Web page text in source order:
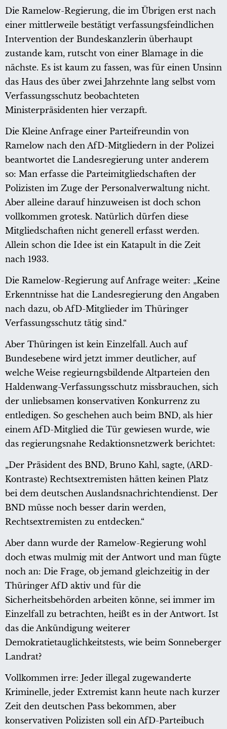
Die Ramelow-Regierung, die im Übrigen erst nach
einer mittlerweile bestätigt verfassungsfeindlichen
Intervention der Bundeskanzlerin überhaupt
zustande kam, rutscht von einer Blamage in die
nächste. Es ist kaum zu fassen, was für einen Unsinn
das Haus des über zwei Jahrzehnte lang selbst vom
Verfassungsschutz beobachteten
Ministerpräsidenten hier verzapft.
Die Kleine Anfrage einer Parteifreundin von
Ramelow nach den AfD-Mitgliedern in der Polizei
beantwortet die Landesregierung unter anderem
so: Man erfasse die Parteimitgliedschaften der
Polizisten im Zuge der Personalverwaltung nicht.
Aber alleine darauf hinzuweisen ist doch schon
vollkommen grotesk. Natürlich dürfen diese
Mitgliedschaften nicht generell erfasst werden.
Allein schon die Idee ist ein Katapult in die Zeit
nach 1933.
Die Ramelow-Regierung auf Anfrage weiter: „Keine
Erkenntnisse hat die Landesregierung den Angaben
nach dazu, ob AfD-Mitglieder im Thüringer
Verfassungsschutz tätig sind.“
Aber Thüringen ist kein Einzelfall. Auch auf
Bundesebene wird jetzt immer deutlicher, auf
welche Weise regieurngsbildende Altparteien den
Haldenwang-Verfassungsschutz missbrauchen, sich
der unliebsamen konservativen Konkurrenz zu
entledigen. So geschehen auch beim BND, als hier
einem AfD-Mitglied die Tür gewiesen wurde, wie
das regierungsnahe Redaktionsnetzwerk berichtet:
„Der Präsident des BND, Bruno Kahl, sagte, (ARD-
Kontraste) Rechtsextremisten hätten keinen Platz
bei dem deutschen Auslandsnachrichtendienst. Der
BND müsse noch besser darin werden,
Rechtsextremisten zu entdecken.“
Aber dann wurde der Ramelow-Regierung wohl
doch etwas mulmig mit der Antwort und man fügte
noch an: Die Frage, ob jemand gleichzeitig in der
Thüringer AfD aktiv und für die
Sicherheitsbehörden arbeiten könne, sei immer im
Einzelfall zu betrachten, heißt es in der Antwort. Ist
das die Ankündigung weiterer
Demokratietauglichkeitstests, wie beim Sonneberger
Landrat?
Vollkommen irre: Jeder illegal zugewanderte
Kriminelle, jeder Extremist kann heute nach kurzer
Zeit den deutschen Pass bekommen, aber
konservativen Polizisten soll ein AfD-Parteibuch